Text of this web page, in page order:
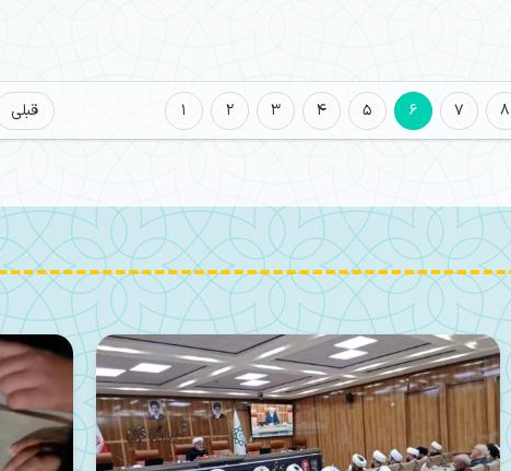
قبلی 1 2 3 4 5 6 7 8